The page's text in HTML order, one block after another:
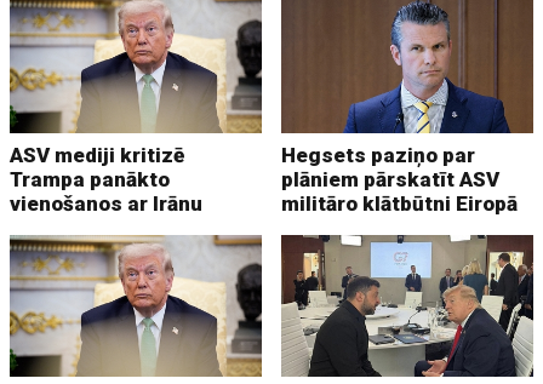
ASV mediji kritizē
Trampa panākto
vienošanos ar Irānu
Hegsets paziņo par
plāniem pārskatīt ASV
militāro klātbūtni Eiropā